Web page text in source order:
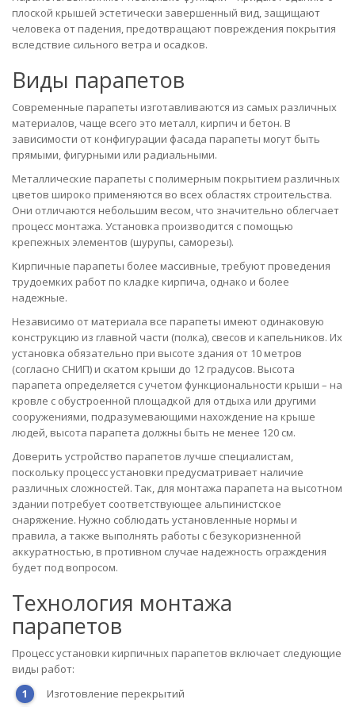
плоской крышей эстетически завершенный вид, защищают
человека от падения, предотвращают повреждения покрытия
вследствие сильного ветра и осадков.
Виды парапетов
Современные парапеты изготавливаются из самых различных
материалов, чаще всего это металл, кирпич и бетон. В
зависимости от конфигурации фасада парапеты могут быть
прямыми, фигурными или радиальными.
Металлические парапеты с полимерным покрытием различных
цветов широко применяются во всех областях строительства.
Они отличаются небольшим весом, что значительно облегчает
процесс монтажа. Установка производится с помощью
крепежных элементов (шурупы, саморезы).
Кирпичные парапеты более массивные, требуют проведения
трудоемких работ по кладке кирпича, однако и более
надежные.
Независимо от материала все парапеты имеют одинаковую
конструкцию из главной части (полка), свесов и капельников. Их
установка обязательно при высоте здания от 10 метров
(согласно СНИП) и скатом крыши до 12 градусов. Высота
парапета определяется с учетом функциональности крыши – на
кровле с обустроенной площадкой для отдыха или другими
сооружениями, подразумевающими нахождение на крыше
людей, высота парапета должны быть не менее 120 см.
Доверить устройство парапетов лучше специалистам,
поскольку процесс установки предусматривает наличие
различных сложностей. Так, для монтажа парапета на высотном
здании потребует соответствующее альпинистское
снаряжение. Нужно соблюдать установленные нормы и
правила, а также выполнять работы с безукоризненной
аккуратностью, в противном случае надежность ограждения
будет под вопросом.
Технология монтажа
парапетов
Процесс установки кирпичных парапетов включает следующие
виды работ:
Изготовление перекрытий